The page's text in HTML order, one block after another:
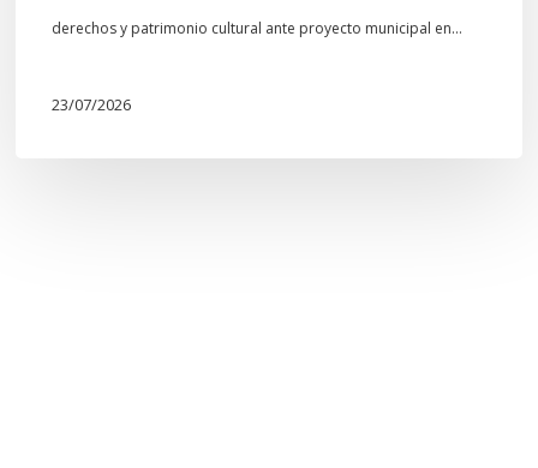
derechos y patrimonio cultural ante proyecto municipal en…
23/07/2026